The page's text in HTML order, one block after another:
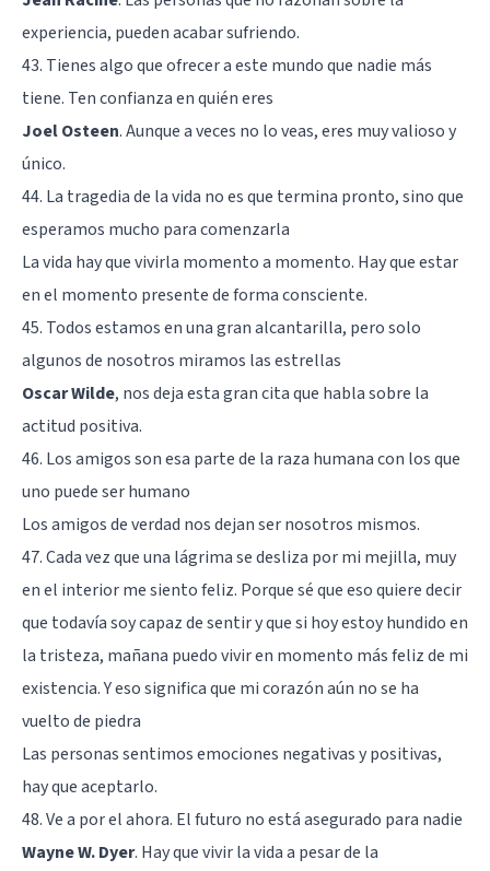
experiencia, pueden acabar sufriendo.
43. Tienes algo que ofrecer a este mundo que nadie más
tiene. Ten confianza en quién eres
Joel Osteen. Aunque a veces no lo veas, eres muy valioso y
único.
44. La tragedia de la vida no es que termina pronto, sino que
esperamos mucho para comenzarla
La vida hay que vivirla momento a momento. Hay que estar
en el momento presente de forma consciente.
45. Todos estamos en una gran alcantarilla, pero solo
algunos de nosotros miramos las estrellas
Oscar Wilde, nos deja esta gran cita que habla sobre la
actitud positiva.
46. Los amigos son esa parte de la raza humana con los que
uno puede ser humano
Los amigos de verdad nos dejan ser nosotros mismos.
47. Cada vez que una lágrima se desliza por mi mejilla, muy
en el interior me siento feliz. Porque sé que eso quiere decir
que todavía soy capaz de sentir y que si hoy estoy hundido en
la tristeza, mañana puedo vivir en momento más feliz de mi
existencia. Y eso significa que mi corazón aún no se ha
vuelto de piedra
Las personas sentimos emociones negativas y positivas,
hay que aceptarlo.
48. Ve a por el ahora. El futuro no está asegurado para nadie
Wayne W. Dyer. Hay que vivir la vida a pesar de la